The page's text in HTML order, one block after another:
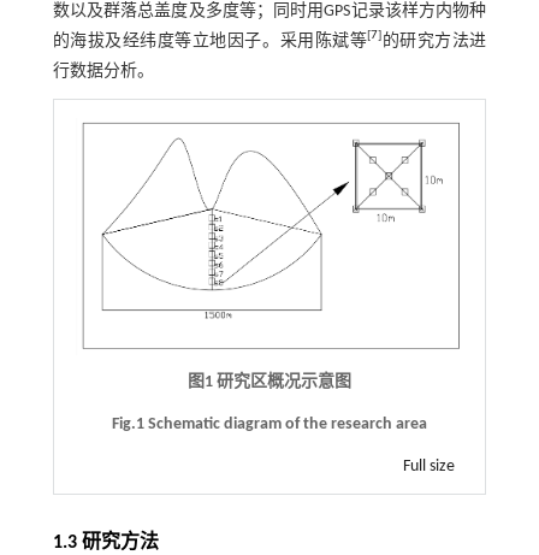
数以及群落总盖度及多度等；同时用GPS记录该样方内物种
的海拔及经纬度等立地因子。采用陈斌等[7] 的研究方法进
行数据分析。
图1 研究区概况示意图
Fig.1 Schematic diagram of the research area
Full size
1.3 研究方法